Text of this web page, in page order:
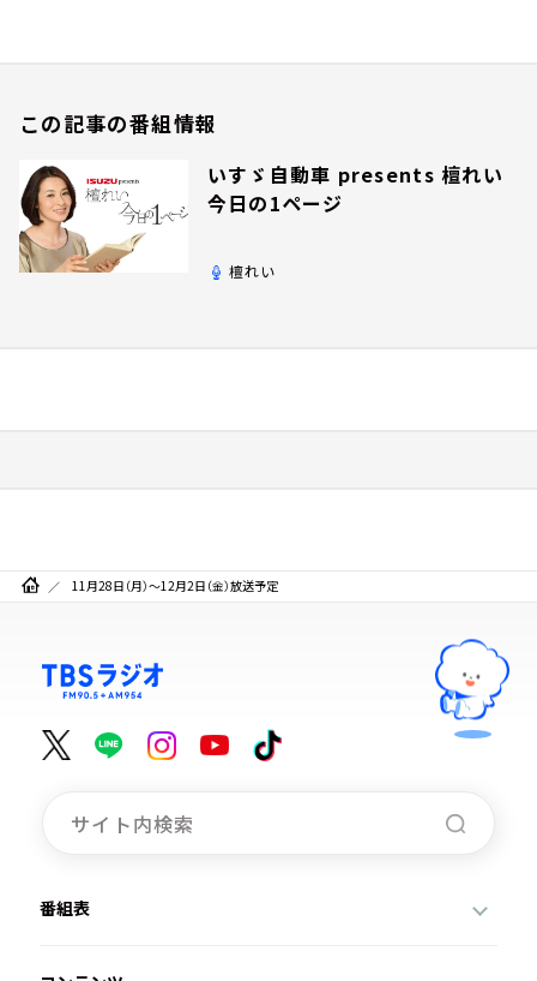
この記事の番組情報
いすゞ自動車 presents 檀れい
今日の1ページ
檀れい
11月28日（月）～12月2日（金）放送予定
番組表